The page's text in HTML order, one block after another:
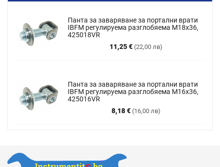
Панта за заваряване за портални врати
IBFM регулируема разглобяема M18x36,
425018VR
11,25 € (22,00 лв)
Цена
Панта за заваряване за портални врати
IBFM регулируема разглобяема М16х36,
425016VR
8,18 € (16,00 лв)
Цена